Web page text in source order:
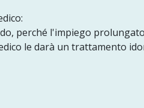
perché l'impiego
le darà un trattamento